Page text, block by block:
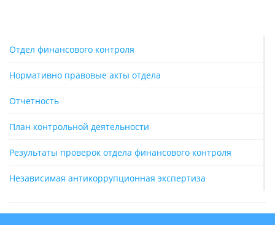
Отдел финансового контроля
Нормативно правовые акты отдела
Отчетность
План контрольной деятельности
Результаты проверок отдела финансового контроля
Независимая антикоррупционная экспертиза